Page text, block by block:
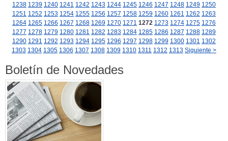
1238 1239 1240 1241 1242 1243 1244 1245 1246 1247 1248 1249 1250
1251 1252 1253 1254 1255 1256 1257 1258 1259 1260 1261 1262 1263
1264 1265 1266 1267 1268 1269 1270 1271 1272 1273 1274 1275 1276
1277 1278 1279 1280 1281 1282 1283 1284 1285 1286 1287 1288 1289
1290 1291 1292 1293 1294 1295 1296 1297 1298 1299 1300 1301 1302
1303 1304 1305 1306 1307 1308 1309 1310 1311 1312 1313 Siguiente >
Boletín de Novedades